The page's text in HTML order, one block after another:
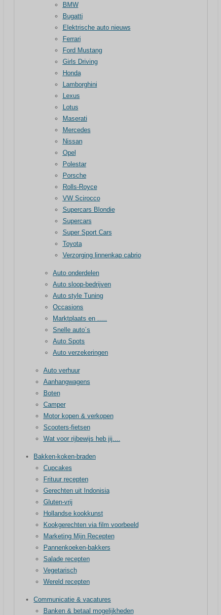
BMW
Bugatti
Elektrische auto nieuws
Ferrari
Ford Mustang
Girls Driving
Honda
Lamborghini
Lexus
Lotus
Maserati
Mercedes
Nissan
Opel
Polestar
Porsche
Rolls-Royce
VW Scirocco
Supercars Blondie
Supercars
Super Sport Cars
Toyota
Verzorging linnenkap cabrio
Auto onderdelen
Auto sloop-bedrijven
Auto style Tuning
Occasions
Marktplaats en .....
Snelle auto´s
Auto Spots
Auto verzekeringen
Auto verhuur
Aanhangwagens
Boten
Camper
Motor kopen & verkopen
Scooters-fietsen
Wat voor rijbewijs heb jij....
Bakken-koken-braden
Cupcakes
Frituur recepten
Gerechten uit Indonisia
Gluten-vrij
Hollandse kookkunst
Kookgerechten via film voorbeeld
Marketing Mijn Recepten
Pannenkoeken-bakkers
Salade recepten
Vegetarisch
Wereld recepten
Communicatie & vacatures
Banken & betaal mogelijkheden